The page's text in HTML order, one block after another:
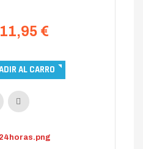
11,95 €